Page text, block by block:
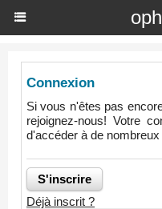
Connexion
Si vous n'êtes pas
rejoignez-nous! Votre
d'accéder à de
Déjà inscrit ?